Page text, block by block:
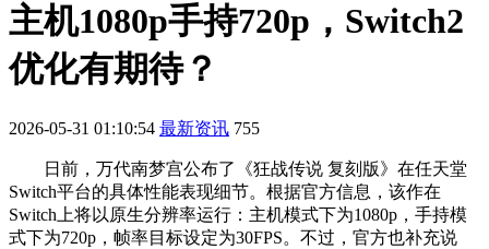
主机1080p手持720p，Switch2
优化有期待？
2026-05-31 01:10:54 最新资讯 755
日前，万代南梦宫公布了《狂战传说 复刻版》在任天堂
Switch平台的具体性能表现细节。根据官方信息，该作在
Switch上将以原生分辨率运行：主机模式下为1080p，手持模
式下为720p，帧率目标设定为30FPS。不过，官方也补充说